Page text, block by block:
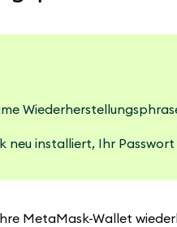
neu installiert, Ihr
MetaMask-Wallet